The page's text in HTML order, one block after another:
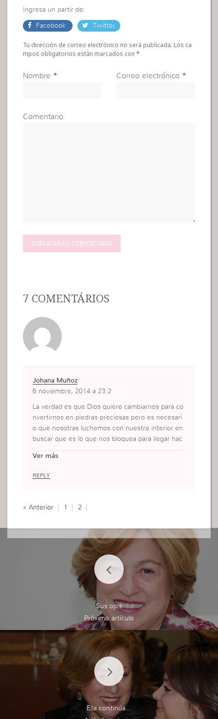
Ingresa un partir de:
Facebook Twitter
Tu dirección de correo electrónico no será publicada. Los ca
mpos obligatorios están marcados con*
Nombre * Correo electrónico *
Comentario
7 COMENTÁRIOS
Johana Muñoz
6 noviembre, 2014 a 23:2
La verdad es que Dios quiere cambiarnos para co
nvertirnos en piedras preciosas pero es necesari
o que nosotras luchemos con nuestro interior en
buscar que es lo que nos bloquea para llegar hac
Ver más
REPLY
« Anterior 1 2
Sus ojos
Ella continúa…